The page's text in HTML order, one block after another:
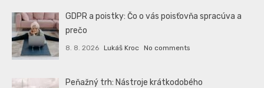
GDPR a poistky: Čo o vás poisťovňa spracúva a
prečo
8. 8. 2026 Lukáš Kroc No comments
Peňažný trh: Nástroje krátkodobého